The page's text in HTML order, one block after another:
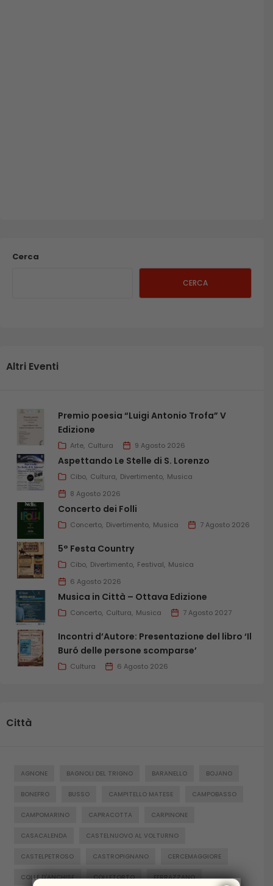
Cerca
CERCA
Altri Eventi
Premio poesia “Luigi Antonio Trofa” V
Edizione
Arte Cultura 9 Agosto 2026
Aspettando Le Stelle di S. Lorenzo
Cibo Cultura Divertimento Musica
8 Agosto 2026
Concerto dei Folli
Concerto Divertimento Musica 7 Agosto 2026
5° Festa Country
Cibo Divertimento Festival Musica
6 Agosto 2026
Musica in Città – Ottava Edizione
Concerto Cultura Musica 7 Agosto 2027
Incontri d’Autore: Presentazione del libro ‘Il
Buró delle persone scomparse’
Cultura 6 Agosto 2026
Città
AGNONE BAGNOLI DEL TRIGNO BARANELLO BOJANO
BONEFRO BUSSO CAMPITELLO MATESE CAMPOBASSO
CAMPOMARINO CAPRACOTTA CARPINONE
CASACALENDA CASTELNUOVO AL VOLTURNO
CASTELPETROSO CASTROPIGNANO CERCEMAGGIORE
COLLE D'ANCHISE COLLETORTO FERRAZZANO